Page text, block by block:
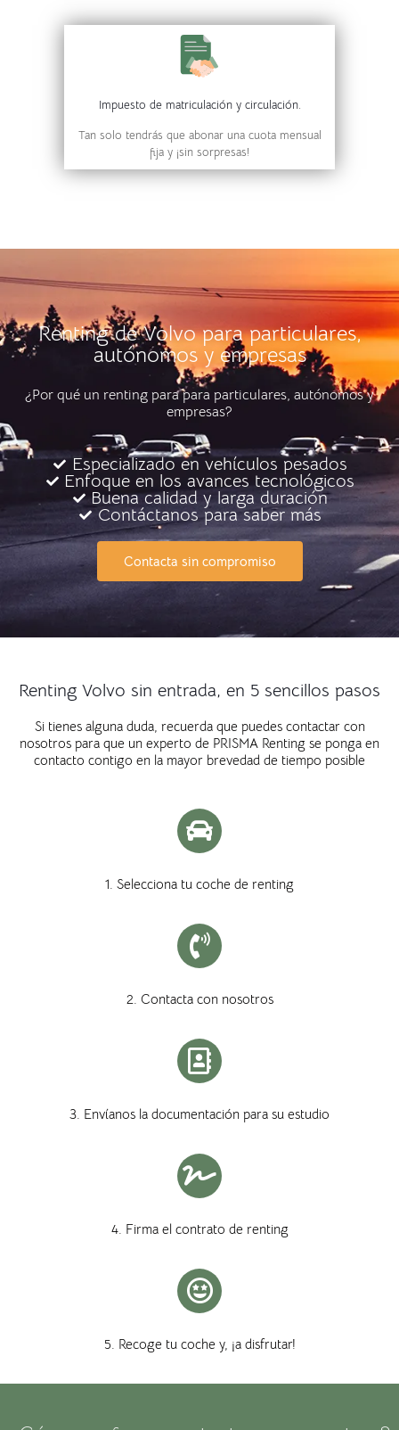
Impuesto de matriculación y circulación.
Tan solo tendrás que abonar una cuota mensual
fija y ¡sin sorpresas!
Renting de Volvo para particulares,
autónomos y empresas
¿Por qué un renting para para particulares, autónomos y
empresas?
Especializado en vehículos pesados
Enfoque en los avances tecnológicos
Buena calidad y larga duración
Contáctanos para saber más
Contacta sin compromiso
Renting Volvo sin entrada, en 5 sencillos pasos
Si tienes alguna duda, recuerda que puedes contactar con
nosotros para que un experto de PRISMA Renting se ponga en
contacto contigo en la mayor brevedad de tiempo posible
1. Selecciona tu coche de renting
2. Contacta con nosotros
3. Envíanos la documentación para su estudio
4. Firma el contrato de renting
5. Recoge tu coche y, ¡a disfrutar!